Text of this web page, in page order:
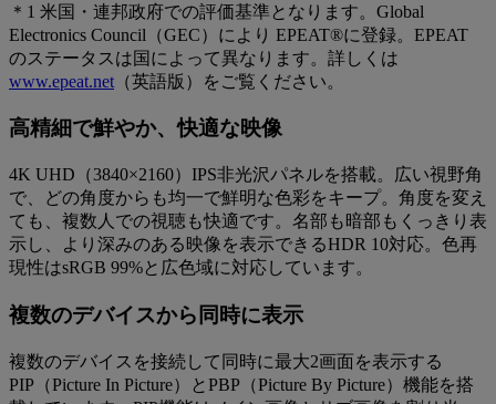
＊1 米国・連邦政府での評価基準となります。Global
Electronics Council（GEC）により EPEAT®に登録。EPEAT
のステータスは国によって異なります。詳しくは
www.epeat.net （英語版）をご覧ください。
高精細で鮮やか、快適な映像
4K UHD（3840×2160）IPS非光沢パネルを搭載。広い視野角
で、どの角度からも均一で鮮明な色彩をキープ。角度を変え
ても、複数人での視聴も快適です。名部も暗部もくっきり表
示し、より深みのある映像を表示できるHDR 10対応。色再
現性はsRGB 99%と広色域に対応しています。
複数のデバイスから同時に表示
複数のデバイスを接続して同時に最大2画面を表示する
PIP（Picture In Picture）とPBP（Picture By Picture）機能を搭